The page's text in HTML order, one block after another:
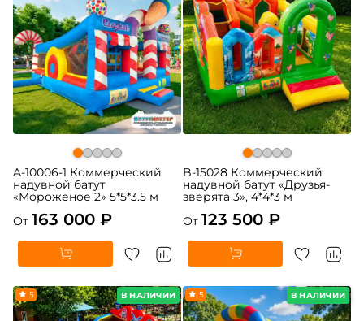
A-10006-1 Коммерческий
надувной батут
«Мороженое 2» 5*5*3.5 м
От 163 000 ₽
B-15028 Коммерческий
надувной батут «Друзья-
зверята 3», 4*4*3 м
От 123 500 ₽
В НАЛИЧИИ
5 В НАЛИЧИИ
5